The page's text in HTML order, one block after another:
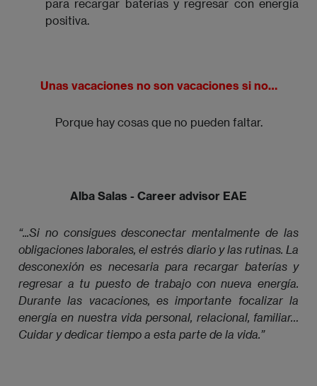
para recargar baterías y regresar con energía
positiva.
Unas vacaciones no son vacaciones si no…
Porque hay cosas que no pueden faltar.
Alba Salas - Career advisor EAE
“...Si no consigues desconectar mentalmente de las
obligaciones laborales, el estrés diario y las rutinas. La
desconexión es necesaria para recargar baterías y
regresar a tu puesto de trabajo con nueva energía.
Durante las vacaciones, es importante focalizar la
energía en nuestra vida personal, relacional, familiar…
Cuidar y dedicar tiempo a esta parte de la vida.”